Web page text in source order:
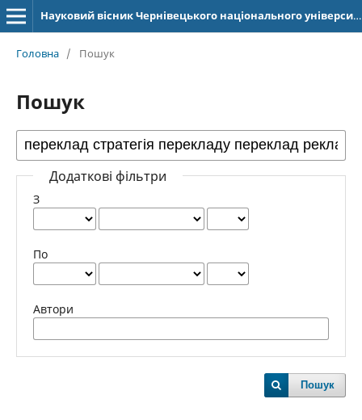
Науковий вісник Чернівецького національного університету імені Юрія Федьковича. Серія: Германська філологія
Головна / Пошук
Пошук
Додаткові фільтри
З
По
Автори
Пошук